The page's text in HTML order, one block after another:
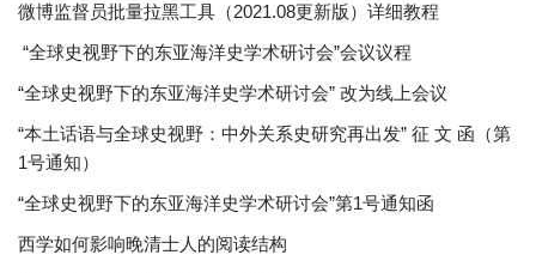
微博监督员批量拉黑工具（2021.08更新版）详细教程
“全球史视野下的东亚海洋史学术研讨会”会议议程
“全球史视野下的东亚海洋史学术研讨会” 改为线上会议
“本土话语与全球史视野：中外关系史研究再出发” 征 文 函（第
1号通知）
“全球史视野下的东亚海洋史学术研讨会”第1号通知函
西学如何影响晚清士人的阅读结构